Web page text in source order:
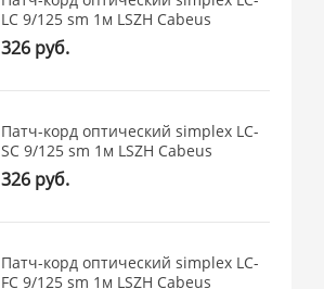
LC 9/125 sm 1м LSZH Cabeus
326 руб.
Патч-корд оптический simplex LC-
SC 9/125 sm 1м LSZH Cabeus
326 руб.
Патч-корд оптический simplex LC-
FC 9/125 sm 1м LSZH Cabeus